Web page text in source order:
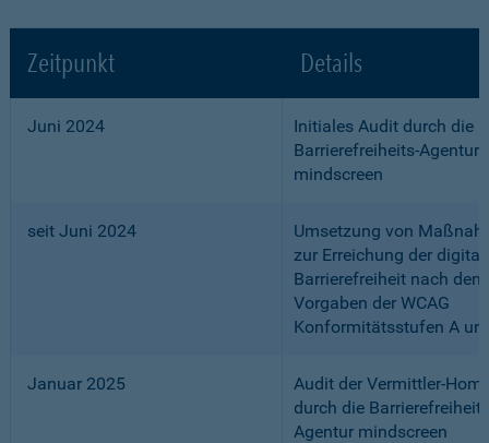
Zeitpunkt Details
Juni 2024
Initiales Audit durch die
Barrierefreiheits-Agentur
mindscreen
seit Juni 2024
Umsetzung von
zur Erreichung der
Barrierefreiheit nach den
Vorgaben der WCAG
Konformitätsstufen A
Januar 2025
Audit der Vermittler-
durch die
Agentur mindscreen